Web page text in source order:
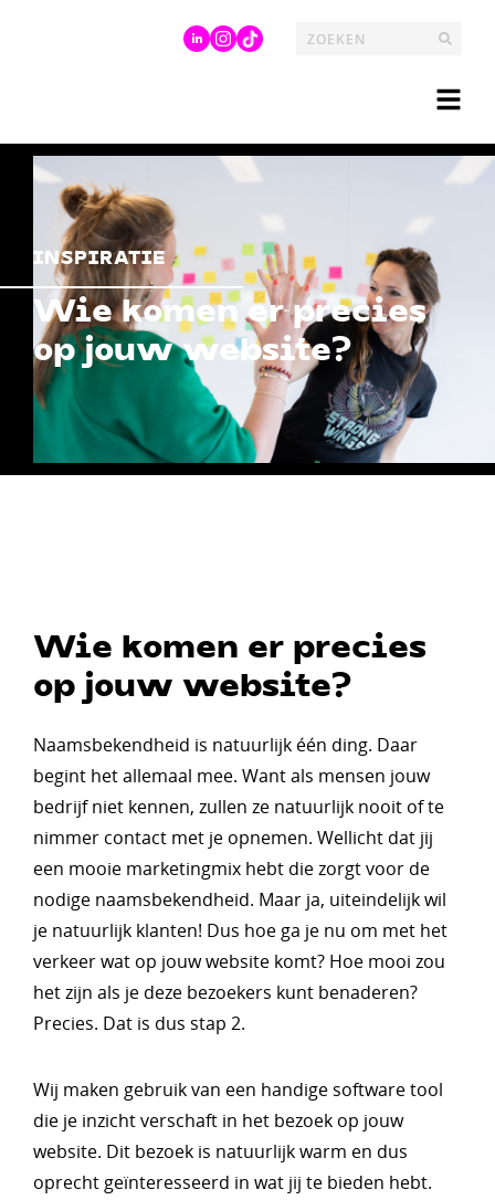
INSPIRATIE
Wie komen er precies
op jouw website?
Wie komen er precies
op jouw website?
Naamsbekendheid is natuurlijk één ding. Daar
begint het allemaal mee. Want als mensen jouw
bedrijf niet kennen, zullen ze natuurlijk nooit of te
nimmer contact met je opnemen. Wellicht dat jij
een mooie marketingmix hebt die zorgt voor de
nodige naamsbekendheid. Maar ja, uiteindelijk wil
je natuurlijk klanten! Dus hoe ga je nu om met het
verkeer wat op jouw website komt? Hoe mooi zou
het zijn als je deze bezoekers kunt benaderen?
Precies. Dat is dus stap 2.
Wij maken gebruik van een handige software tool
die je inzicht verschaft in het bezoek op jouw
website. Dit bezoek is natuurlijk warm en dus
oprecht geïnteresseerd in wat jij te bieden hebt.